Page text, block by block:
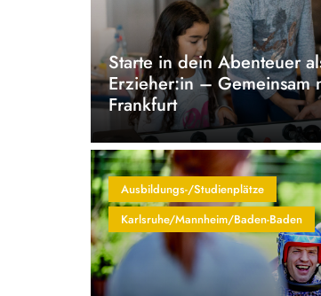
Starte in dein Abenteuer
Erzieher:in – Gemeinsam
Frankfurt
Ausbildungs-/Studienplätze
Karlsruhe/Mannheim/Baden-Baden